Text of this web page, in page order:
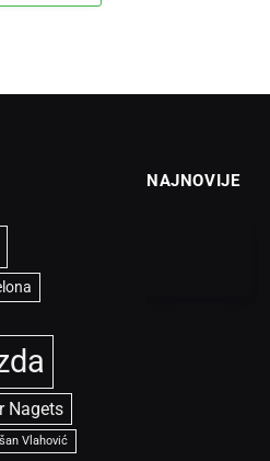
Nagets
Vlahović
NAJNOVIJE